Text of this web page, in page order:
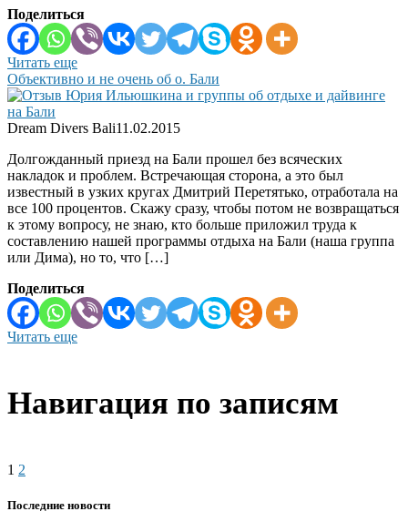
Поделиться
Читать еще
Объективно и не очень об о. Бали
Dream Divers Bali11.02.2015
Долгожданный приезд на Бали прошел без всяческих
накладок и проблем. Встречающая сторона, а это был
известный в узких кругах Дмитрий Перетятько, отработала на
все 100 процентов. Скажу сразу, чтобы потом не возвращаться
к этому вопросу, не знаю, кто больше приложил труда к
составлению нашей программы отдыха на Бали (наша группа
или Дима), но то, что […]
Поделиться
Читать еще
Навигация по записям
1 2
Последние новости